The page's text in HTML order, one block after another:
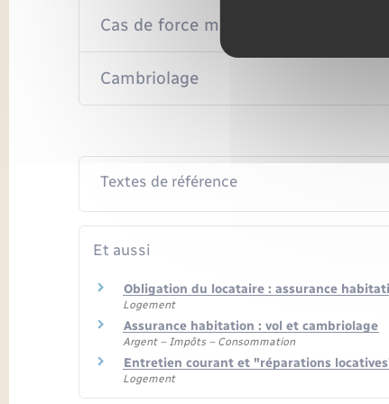
Cas de force majeure
Cambriolage
Textes de référence
Et aussi
Obligation du locataire : assurance
Logement
Assurance habitation : vol et cambriolage
Argent – Impôts – Consommation
Entretien courant et "réparations
Logement